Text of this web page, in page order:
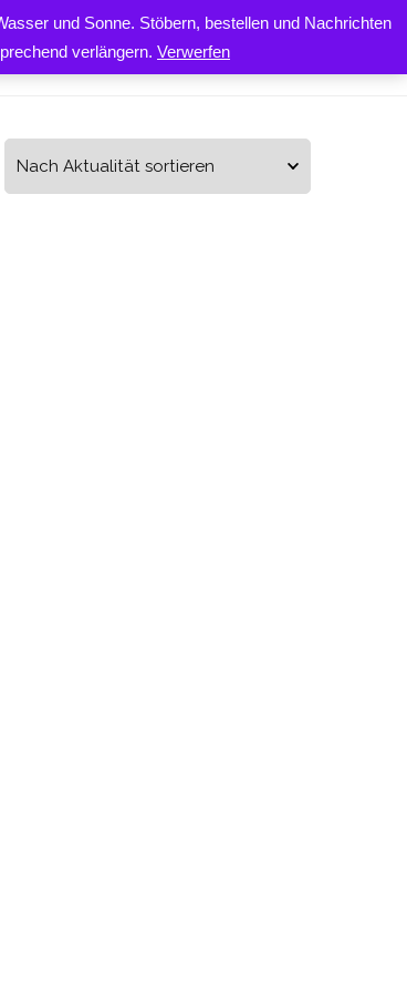
und Sonne. Stöbern, bestellen und Nachrichten
verlängern. Verwerfen